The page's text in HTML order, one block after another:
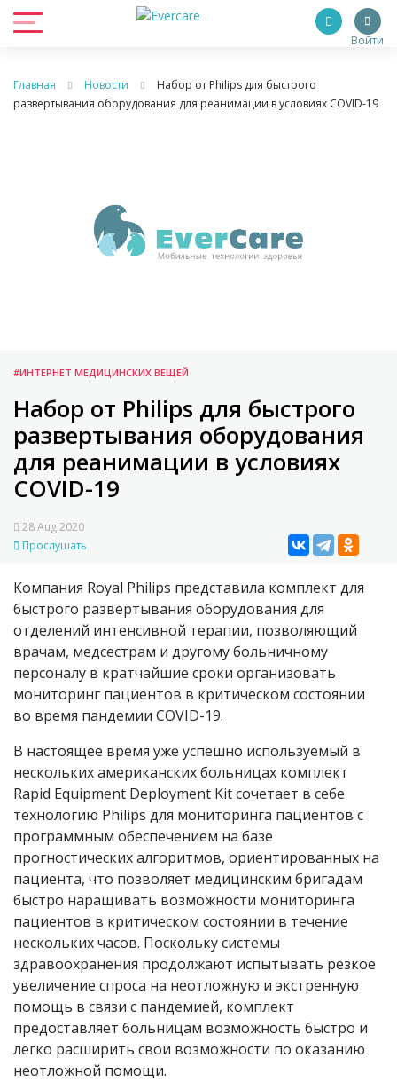
Войти
Главная Новости
Набор от Philips для быстрого
развертывания оборудования для реанимации в условиях COVID-19
#ИНТЕРНЕТ МЕДИЦИНСКИХ ВЕЩЕЙ
Набор от Philips для быстрого
развертывания оборудования
для реанимации в условиях
COVID-19
28 Aug 2020
Прослушать
Компания Royal Philips представила комплект для
быстрого развертывания оборудования для
отделений интенсивной терапии, позволяющий
врачам, медсестрам и другому больничному
персоналу в кратчайшие сроки организовать
мониторинг пациентов в критическом состоянии
во время пандемии COVID-19.
В настоящее время уже успешно используемый в
нескольких американских больницах комплект
Rapid Equipment Deployment Kit сочетает в себе
технологию Philips для мониторинга пациентов с
программным обеспечением на базе
прогностических алгоритмов, ориентированных на
пациента, что позволяет медицинским бригадам
быстро наращивать возможности мониторинга
пациентов в критическом состоянии в течение
нескольких часов. Поскольку системы
здравоохранения продолжают испытывать резкое
увеличение спроса на неотложную и экстренную
помощь в связи с пандемией, комплект
предоставляет больницам возможность быстро и
легко расширить свои возможности по оказанию
неотложной помощи.